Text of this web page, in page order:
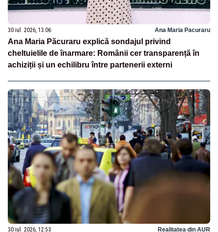
30 iul. 2026, 13:06 Ana Maria Pacuraru
Ana Maria Păcuraru explică sondajul privind
cheltuielile de înarmare: Românii cer transparență în
achiziții și un echilibru între partenerii externi
30 iul. 2026, 12:53 Realitatea din AUR